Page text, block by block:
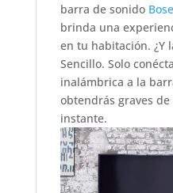
barra de sonido
brinda una
en tu habitación. ¿Y
Sencillo. Solo
inalámbrica a la
obtendrás graves
instante.